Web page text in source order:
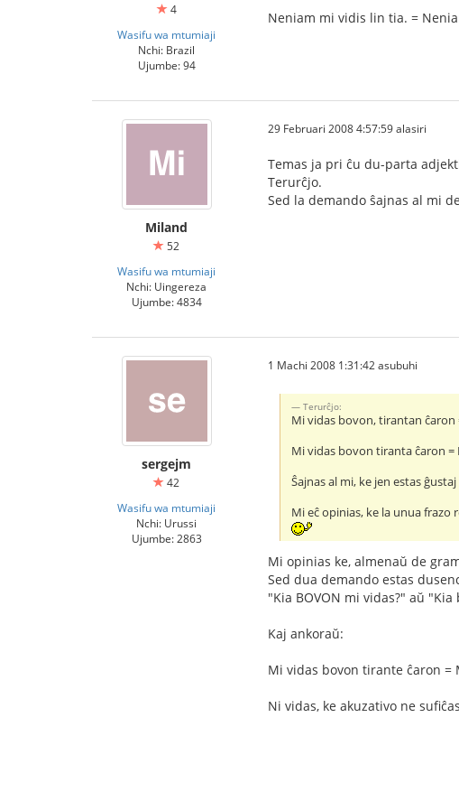
4
Wasifu wa mtumiaji
Nchi: Brazil
Ujumbe: 94
Neniam mi vidis lin tia. =
Miland
52
Wasifu wa mtumiaji
Nchi: Uingereza
Ujumbe: 4834
29 Februari 2008 4:57:59 alasiri
Temas ja pri ĉu du-parta
Terurĉjo.
Sed la demando ŝajnas al mi
sergejm
42
Wasifu wa mtumiaji
Nchi: Urussi
Ujumbe: 2863
1 Machi 2008 1:31:42 asubuhi
Terurĉjo:
Mi vidas bovon, tirantan
Mi vidas bovon tiranta ĉaron
Ŝajnas al mi, ke jen estas
Mi eĉ opinias, ke la unua frazo
Mi opinias ke, almenaŭ de
Sed dua demando estas
"Kia BOVON mi vidas?" aŭ "Kia
Kaj ankoraŭ:
Mi vidas bovon tirante ĉaron =
Ni vidas, ke akuzativo ne